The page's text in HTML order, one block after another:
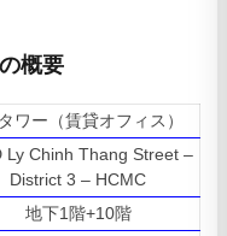
概要
ワー（賃貸オフィス）
Ly Chinh Thang Street –
District 3 – HCMC
地下1階+10階